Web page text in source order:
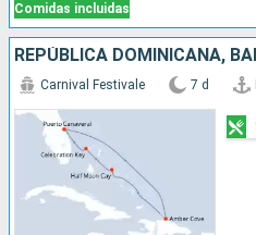
Comidas incluidas
Carnival Festivale 7 d